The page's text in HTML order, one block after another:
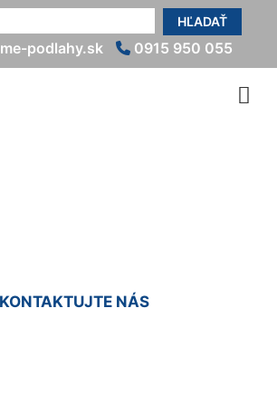
HĽADAŤ
podlahy.sk 0915 950 055
KONTAKTUJTE NÁS